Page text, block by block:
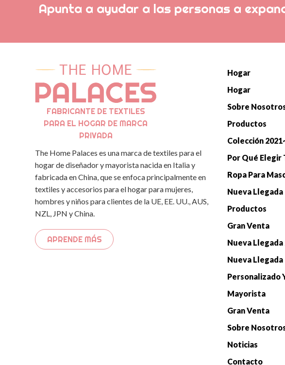
Apunta a ayudar a las personas a
FABRICANTE DE TEXTILES
PARA EL HOGAR DE MARCA
PRIVADA
The Home Palaces es una marca de textiles para el
hogar de diseñador y mayorista nacida en Italia y
fabricada en China, que se enfoca principalmente en
textiles y accesorios para el hogar para mujeres,
hombres y niños para clientes de la UE, EE. UU., AUS,
NZL, JPN y China.
APRENDE MÁS
Hogar
Hogar
Sobre
Productos
Colección
Por Qué Elegir
Ropa Para
Nueva Llegada
Productos
Gran Venta
Nueva Llegada
Nueva Llegada
Personalizado
Mayorista
Gran Venta
Sobre
Noticias
Contacto